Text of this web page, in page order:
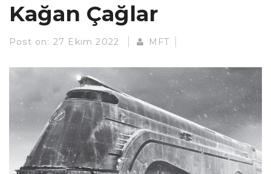
Kağan Çağlar
Post on: 27 Ekim 2022 MFT